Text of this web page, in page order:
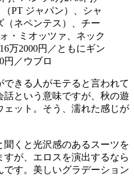
きる人がモテると言われて
という意味ですが、秋の遊
ット。そう、濡れた感じが
くと光沢感のあるスーツを
が、エロスを演出するなら
す。美しいグラデーション